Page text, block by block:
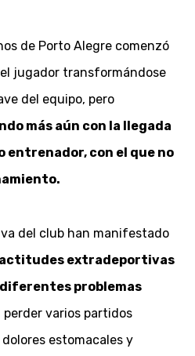
de Porto Alegre comenzó
jugador transformándose
del equipo, pero
más aún con la llegada
entrenador, con el que no
del club han manifestado
actitudes extradeportivas
problemas
varios partidos
estomacales y